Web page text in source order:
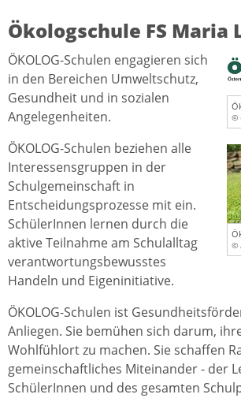
Ökologschule FS Maria
©
©
ÖKOLOG-Schulen engagieren sich
in den Bereichen Umweltschutz,
Gesundheit und in sozialen
Angelegenheiten.
ÖKOLOG-Schulen beziehen alle
Interessensgruppen in der
Schulgemeinschaft in
Entscheidungsprozesse mit ein.
SchülerInnen lernen durch die
aktive Teilnahme am Schulalltag
verantwortungsbewusstes
Handeln und Eigeninitiative.
ÖKOLOG-Schulen ist
Anliegen. Sie bemühen sich darum,
Wohlfühlort zu machen. Sie schaffen
gemeinschaftliches Miteinander - der
SchülerInnen und des gesamten